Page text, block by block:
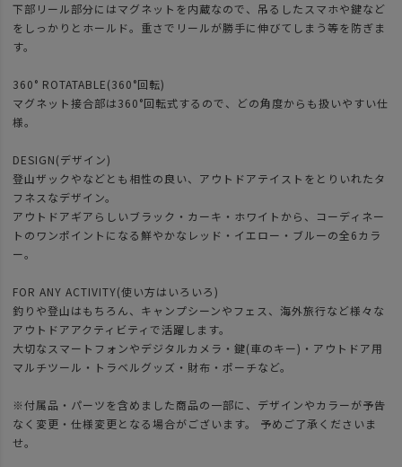
下部リール部分にはマグネットを内蔵なので、吊るしたスマホや鍵など
をしっかりとホールド。重さでリールが勝手に伸びてしまう等を防ぎま
す。
360° ROTATABLE(360°回転)
マグネット接合部は360°回転式するので、どの角度からも扱いやすい仕
様。
DESIGN(デザイン)
登山ザックやなどとも相性の良い、アウトドアテイストをとりいれたタ
フネスなデザイン。
アウトドアギアらしいブラック・カーキ・ホワイトから、コーディネー
トのワンポイントになる鮮やかなレッド・イエロー・ブルーの全6カラ
ー。
FOR ANY ACTIVITY(使い方はいろいろ)
釣りや登山はもちろん、キャンプシーンやフェス、海外旅行など様々な
アウトドアアクティビティで活躍します。
大切なスマートフォンやデジタルカメラ・鍵(車のキー)・アウトドア用
マルチツール・トラベルグッズ・財布・ポーチなど。
※付属品・パーツを含めました商品の一部に、デザインやカラーが予告
なく変更・仕様変更となる場合がございます。 予めご了承くださいま
せ。